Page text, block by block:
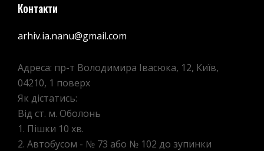
Контакти
arhiv.ia.nanu@gmail.com
Адреса: пр-т Володимира Івасюка, 12, Київ,
04210, 1 поверх
Як дістатись:
Від ст. м. Оболонь
1. Пішки 10 хв.
2. Автобусом - № 73 або № 102 до зупинки